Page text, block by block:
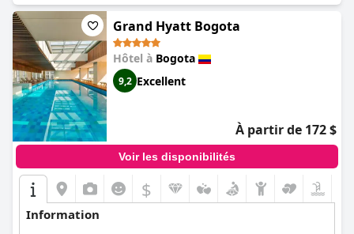
choix, avec des équipements et des services exceptionnels.
Grand Hyatt Bogota
Hôtel à Bogota
9,2 Excellent
À partir de 172 $
Voir les disponibilités
$
Information